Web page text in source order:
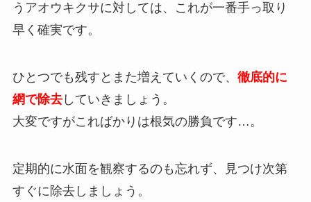
うアオウキクサに対しては、これが一番手っ取り
早く確実です。
ひとつでも残すとまた増えていくので、 徹底的に
網で除去していきましょう。
大変ですがこればかりは根気の勝負です…。
定期的に水面を観察するのも忘れず、見つけ次第
すぐに除去しましょう。